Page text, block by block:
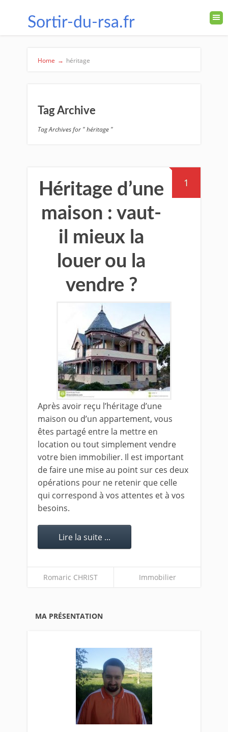
Sortir-du-rsa.fr
Home → héritage
Tag Archive
Tag Archives for " héritage "
1
Héritage d’une
maison : vaut-
il mieux la
louer ou la
vendre ?
Après avoir reçu l’héritage d’une
maison ou d’un appartement, vous
êtes partagé entre la mettre en
location ou tout simplement vendre
votre bien immobilier. Il est important
de faire une mise au point sur ces deux
opérations pour ne retenir que celle
qui correspond à vos attentes et à vos
besoins.
Lire la suite ...
Romaric CHRIST Immobilier
MA PRÉSENTATION